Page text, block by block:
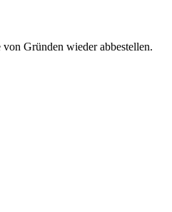
Gründen wieder abbestellen.